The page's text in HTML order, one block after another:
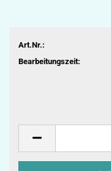
Art.Nr.:
Bearbeitungszeit: